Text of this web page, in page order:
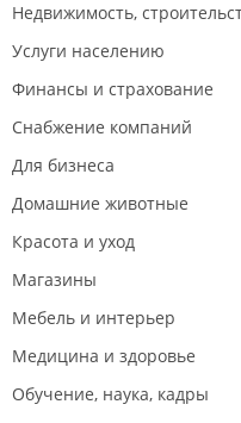
Недвижимость,
Услуги населению
Финансы и страхование
Снабжение компаний
Для бизнеса
Домашние животные
Красота и уход
Магазины
Мебель и интерьер
Медицина и здоровье
Обучение, наука, кадры